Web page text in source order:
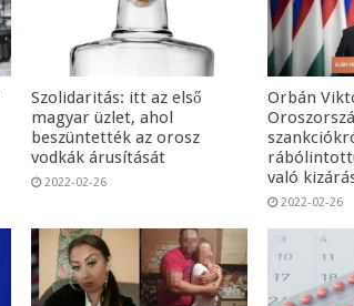
Szolidaritás: itt az első
magyar üzlet, ahol
beszüntették az orosz
vodkák árusítását
2022-02-26
Orbán
való
2022-02-26